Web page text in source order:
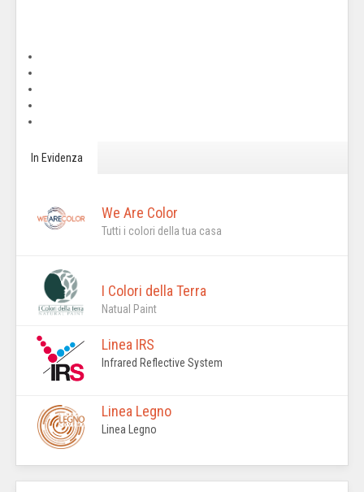
In Evidenza
We Are Color
Tutti i colori della tua casa
I Colori della Terra
Natual Paint
Linea IRS
Infrared Reflective System
Linea Legno
Linea Legno